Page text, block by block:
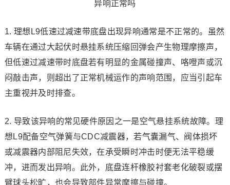
1. 理想L9低速过减速带底盘出现异响通常是不正常的。虽然
车辆在通过大起伏时悬挂系统压缩回弹会产生物理摩擦声，
但低速过减速带时底盘若有明显的金属碰撞声、咯噔声或沉
闷敲击声，则超出了正常机械运作的声响范围，应当引起车
主重视并及时排查。
2. 导致该异响的常见硬件原因之一是空气悬挂系统故障。理
想L9配备空气弹簧与CDC减震器，若气囊漏气、阀体损坏
或减震器内部阻尼失效，在承受瞬时冲击时便无法平稳缓
冲，进而发出异响。此外，底盘连杆橡胶衬套老化破裂或摆
臂球头松旷，也会导致部件异常摩擦与碰撞。